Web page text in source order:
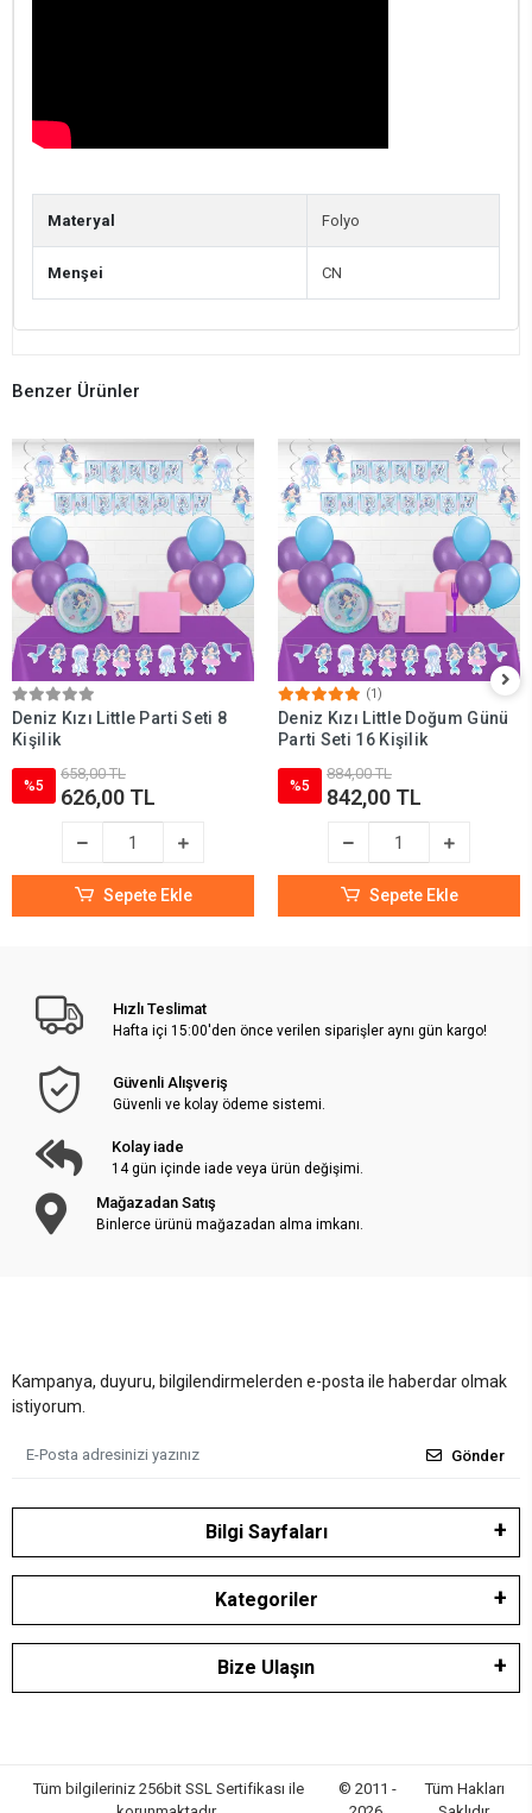
Materyal Folyo
Menşei CN
Benzer Ürünler
Deniz Kızı Little Parti Seti 8
Kişilik
%5
658,00 TL
626,00 TL
Sepete Ekle
(1)
Deniz Kızı Little Doğum Günü
Parti Seti 16 Kişilik
%5
884,00 TL
842,00 TL
Sepete Ekle
Hızlı Teslimat
Hafta içi 15:00'den önce verilen siparişler aynı gün kargo!
Güvenli Alışveriş
Güvenli ve kolay ödeme sistemi.
Kolay iade
14 gün içinde iade veya ürün değişimi.
Mağazadan Satış
Binlerce ürünü mağazadan alma imkanı.
Kampanya, duyuru, bilgilendirmelerden e-posta ile haberdar olmak
istiyorum.
Gönder
Bilgi Sayfaları
Kategoriler
Bize Ulaşın
Tüm bilgileriniz 256bit SSL Sertifikası ile
© 2011 -
Tüm Hakları